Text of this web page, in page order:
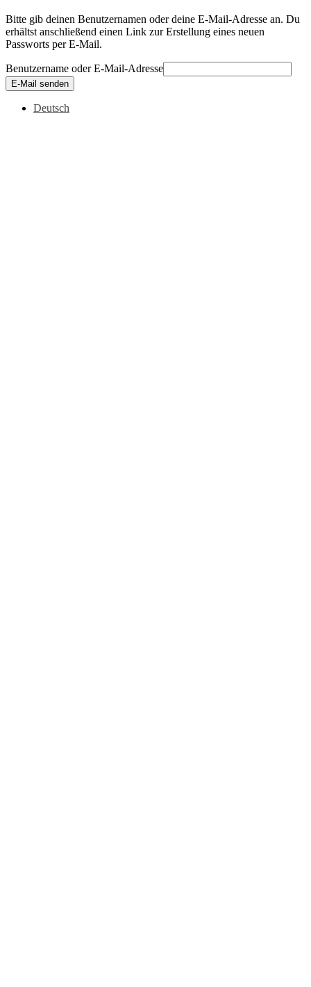
Bitte gib deinen Benutzernamen oder deine E-Mail-Adresse an. Du
erhältst anschließend einen Link zur Erstellung eines neuen
Passworts per E-Mail.
Benutzername oder E-Mail-Adresse
E-Mail senden
Deutsch